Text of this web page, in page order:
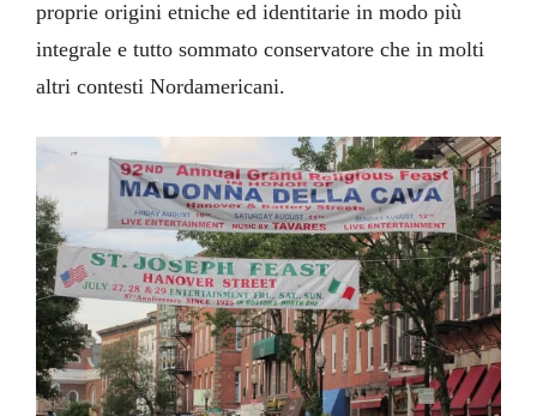
proprie origini etniche ed identitarie in modo più
integrale e tutto sommato conservatore che in molti
altri contesti Nordamericani.